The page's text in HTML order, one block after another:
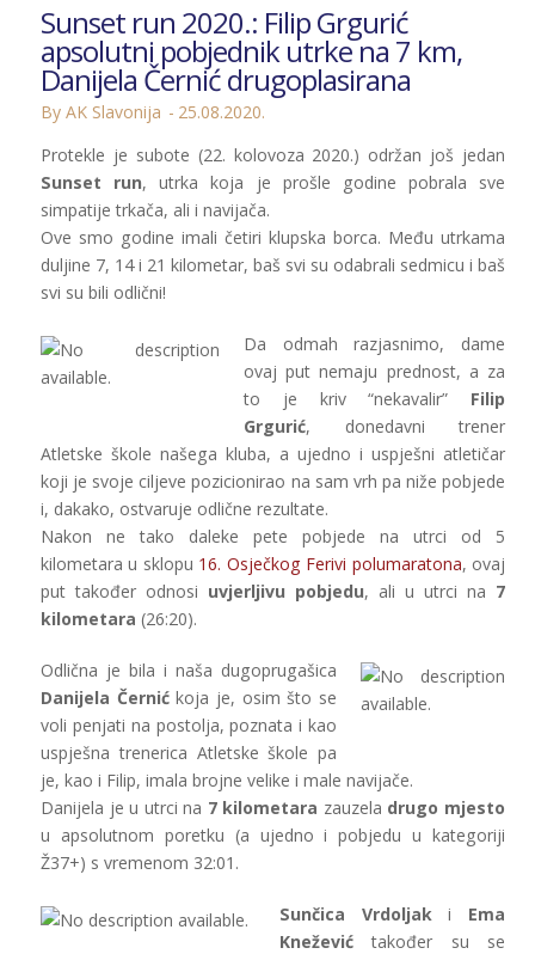
Sunset run 2020.: Filip Grgurić
apsolutni pobjednik utrke na 7 km,
Danijela Černić drugoplasirana
By AK Slavonija
25.08.2020.
Protekle je subote (22. kolovoza 2020.) održan još jedan
Sunset run, utrka koja je prošle godine pobrala sve
simpatije trkača, ali i navijača.
Ove smo godine imali četiri klupska borca. Među utrkama
duljine 7, 14 i 21 kilometar, baš svi su odabrali sedmicu i baš
svi su bili odlični!
Da odmah razjasnimo, dame
ovaj put nemaju prednost, a za
to je kriv “nekavalir” Filip
Grgurić, donedavni trener
Atletske škole našega kluba, a ujedno i uspješni atletičar
koji je svoje ciljeve pozicionirao na sam vrh pa niže pobjede
i, dakako, ostvaruje odlične rezultate.
Nakon ne tako daleke pete pobjede na utrci od 5
kilometara u sklopu 16. Osječkog Ferivi polumaratona, ovaj
put također odnosi uvjerljivu pobjedu, ali u utrci na 7
kilometara (26:20).
Odlična je bila i naša dugoprugašica
Danijela Černićkoja je, osim što se
voli penjati na postolja, poznata i kao
uspješna trenerica Atletske škole pa
je, kao i Filip, imala brojne velike i male navijače.
Danijela je u utrci na 7 kilometara zauzela drugo mjesto
u apsolutnom poretku (a ujedno i pobjedu u kategoriji
Ž37+) s vremenom 32:01.
Sunčica Vrdoljak i Ema
Knežević također su se